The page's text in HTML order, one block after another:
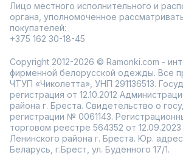
Лицо местного исполнительного и
органа, уполномоченное
покупателей:
+375 162 30-18-45
Copyright 2012-2026 © Ramonki.com -
фирменной белорусской одежды. Все
ЧТУП «Чиколетта», УНП 291136513.
регистрация от 12.10.2012
района г. Бреста. Свидетельство о
регистрации № 0061143.
торговом реестре 564352 от
Ленинского района г. Бреста. Юр.
Беларусь, г.Брест, ул. Буденного 17/1.